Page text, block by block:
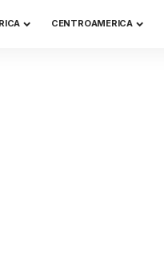
CENTROAMERICA